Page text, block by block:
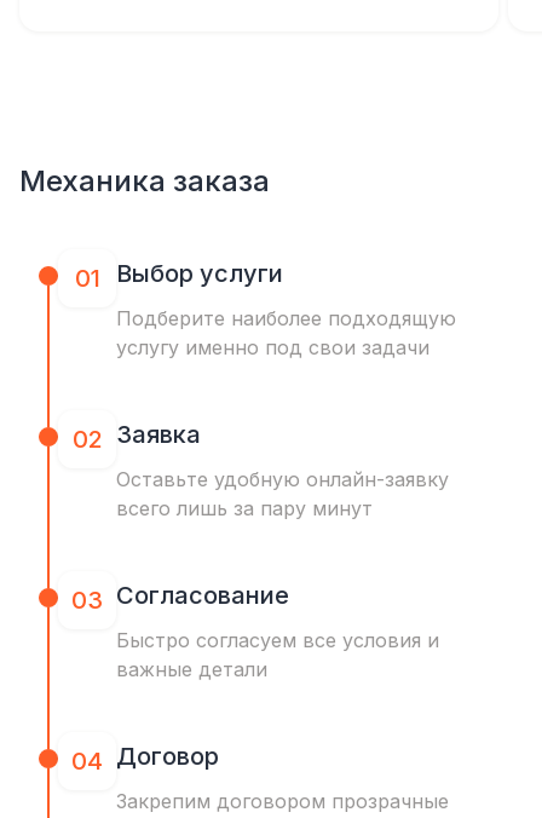
Механика заказа
01 Выбор услуги
Подберите наиболее подходящую
услугу именно под свои задачи
02 Заявка
Оставьте удобную онлайн-заявку
всего лишь за пару минут
03 Согласование
Быстро согласуем все условия и
важные детали
04 Договор
Закрепим договором прозрачные